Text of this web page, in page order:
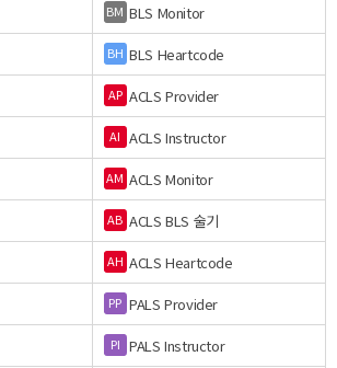
BM BLS Monitor
BH BLS Heartcode
AP ACLS Provider
AI ACLS Instructor
AM ACLS Monitor
AB ACLS BLS 술기
AH ACLS Heartcode
PP PALS Provider
PI PALS Instructor